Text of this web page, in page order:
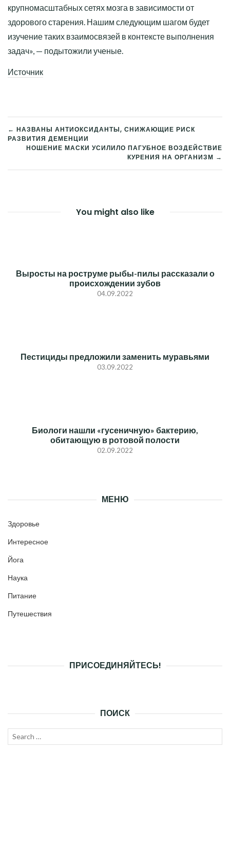
крупномасштабных сетях мозга в зависимости от
здорового старения. Нашим следующим шагом будет
изучение таких взаимосвязей в контексте выполнения
задач», — подытожили ученые.
Источник
НАВИГАЦИЯ
ПО
← НАЗВАНЫ АНТИОКСИДАНТЫ, СНИЖАЮЩИЕ РИСК
РАЗВИТИЯ ДЕМЕНЦИИ
НОШЕНИЕ МАСКИ УСИЛИЛО ПАГУБНОЕ ВОЗДЕЙСТВИЕ
КУРЕНИЯ НА ОРГАНИЗМ →
You might also like
Выросты на роструме рыбы-пилы рассказали о
происхождении зубов
04.09.2022
Пестициды предложили заменить муравьями
03.09.2022
Биологи нашли «гусеничную» бактерию,
обитающую в ротовой полости
02.09.2022
МЕНЮ
Здоровье
Интересное
Йога
Наука
Питание
Путешествия
ПРИСОЕДИНЯЙТЕСЬ!
ПОИСК
Search